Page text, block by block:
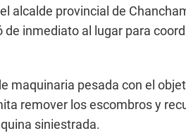
alcalde provincial de
de inmediato al lugar para
maquinaria pesada con el
remover los escombros y
siniestrada.